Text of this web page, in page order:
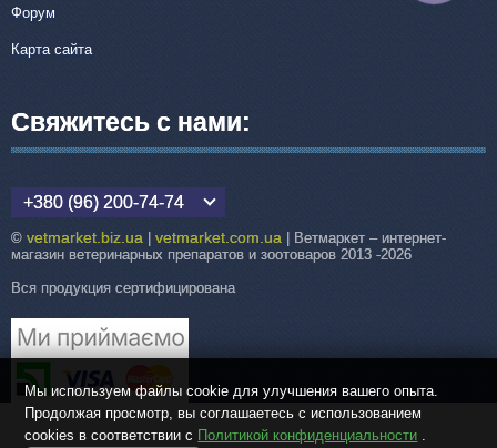
Форум
Карта сайта
Свяжитесь с нами:
+380 (96) 200-74-74
© vetmarket.biz.ua | vetmarket.com.ua | Ветмаркет – интернет-
магазин ветеринарных препаратов и зоотоваров 2013 -2026
Вся продукция сертифицирована
Мы используем файлы cookie для улучшения вашего опыта.
Продолжая просмотр, вы соглашаетесь с использованием
cookies в соответствии с Политикой конфиденциальности .